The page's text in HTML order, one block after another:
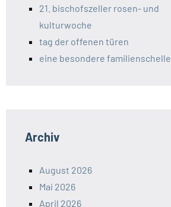
21. bischofszeller rosen- und
kulturwoche
tag der offenen türen
eine besondere familienschelle
Archiv
August 2026
Mai 2026
April 2026